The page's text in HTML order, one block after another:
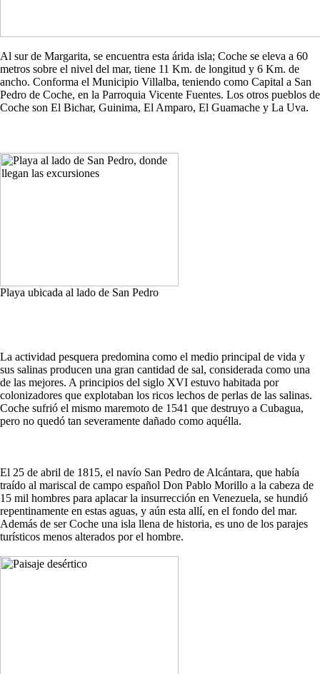
Al sur de Margarita, se encuentra esta árida isla; Coche se eleva a 60
metros sobre el nivel del mar, tiene 11 Km. de longitud y 6 Km. de
ancho. Conforma el Municipio Villalba, teniendo como Capital a San
Pedro de Coche, en la Parroquia Vicente Fuentes. Los otros pueblos de
Coche son El Bichar, Guinima, El Amparo, El Guamache y La Uva.
Playa ubicada al lado de San Pedro
La actividad pesquera predomina como el medio principal de vida y
sus salinas producen una gran cantidad de sal, considerada como una
de las mejores. A principios del siglo XVI estuvo habitada por
colonizadores que explotaban los ricos lechos de perlas de las salinas.
Coche sufrió el mismo maremoto de 1541 que destruyo a Cubagua,
pero no quedó tan severamente dañado como aquélla.
El 25 de abril de 1815, el navío San Pedro de Alcántara, que había
traído al mariscal de campo español Don Pablo Morillo a la cabeza de
15 mil hombres para aplacar la insurrección en Venezuela, se hundió
repentinamente en estas aguas, y aún esta allí, en el fondo del mar.
Además de ser Coche una isla llena de historia, es uno de los parajes
turísticos menos alterados por el hombre.